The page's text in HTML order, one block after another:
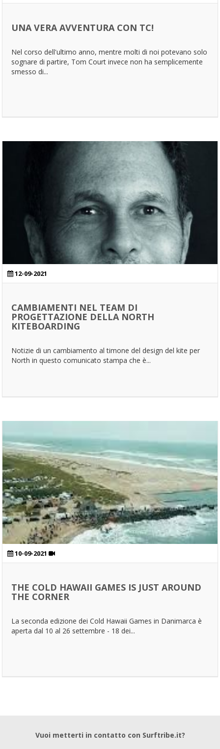
UNA VERA AVVENTURA CON TC!
Nel corso dell'ultimo anno, mentre molti di noi potevano solo
sognare di partire, Tom Court invece non ha semplicemente
smesso di...
12-09-2021
CAMBIAMENTI NEL TEAM DI
PROGETTAZIONE DELLA NORTH
KITEBOARDING
Notizie di un cambiamento al timone del design del kite per
North in questo comunicato stampa che è...
10-09-2021
THE COLD HAWAII GAMES IS JUST AROUND
THE CORNER
La seconda edizione dei Cold Hawaii Games in Danimarca è
aperta dal 10 al 26 settembre - 18 dei...
Vuoi metterti in contatto con Surftribe.it?